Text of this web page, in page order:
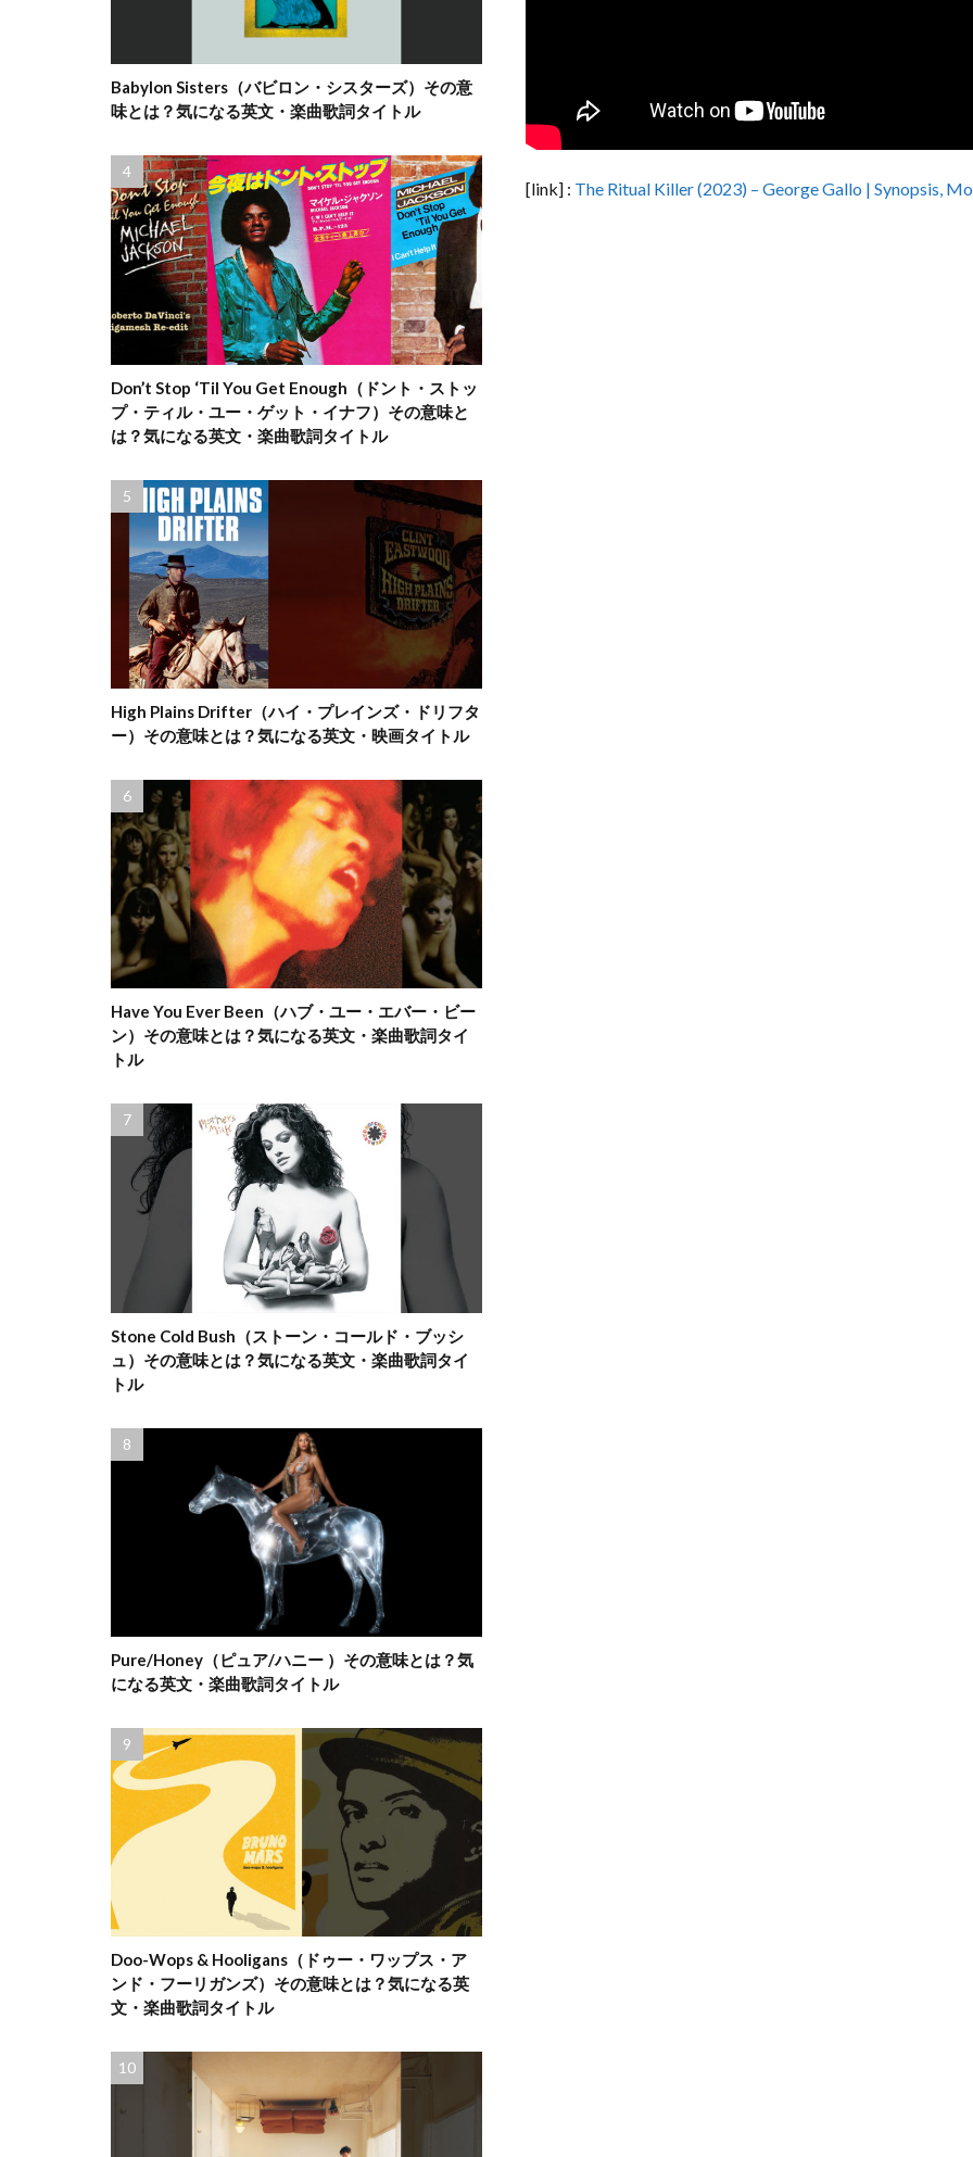
[link] : The Ritual Killer (2023) – George Gallo | Synopsis,
Babylon Sisters（バビロン・シスターズ）その意
味とは？気になる英文・楽曲歌詞タイトル
Don’t Stop ‘Til You Get Enough（ドント・ストッ
プ・ティル・ユー・ゲット・イナフ）その意味と
は？気になる英文・楽曲歌詞タイトル
High Plains Drifter（ハイ・プレインズ・ドリフタ
ー）その意味とは？気になる英文・映画タイトル
Have You Ever Been（ハブ・ユー・エバー・ビー
ン）その意味とは？気になる英文・楽曲歌詞タイ
トル
Stone Cold Bush（ストーン・コールド・ブッシ
ュ）その意味とは？気になる英文・楽曲歌詞タイ
トル
Pure/Honey（ピュア/ハニー ）その意味とは？気
になる英文・楽曲歌詞タイトル
Doo-Wops & Hooligans（ドゥー・ワップス・ア
ンド・フーリガンズ）その意味とは？気になる英
文・楽曲歌詞タイトル